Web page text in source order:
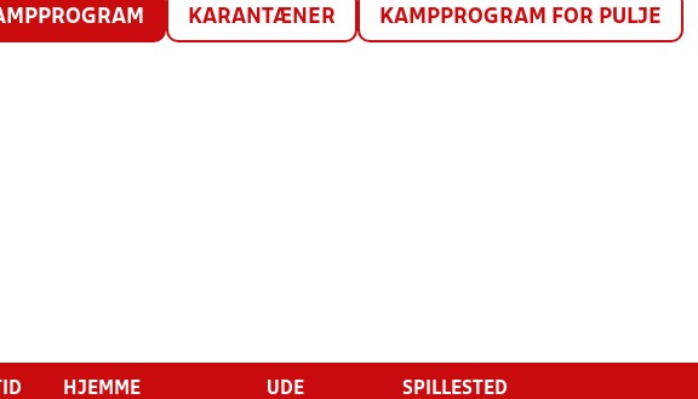
KARANTÆNER KAMPPROGRAM FOR PULJE
TID HJEMME UDE SPILLESTED